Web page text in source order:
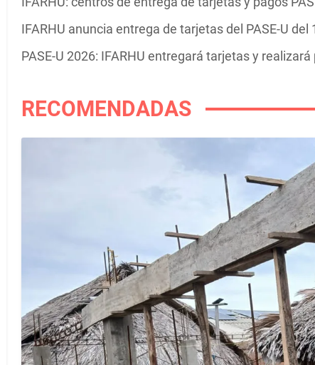
IFARHU anuncia entrega de tarjetas del PASE-U del
PASE-U 2026: IFARHU entregará tarjetas y
RECOMENDADAS